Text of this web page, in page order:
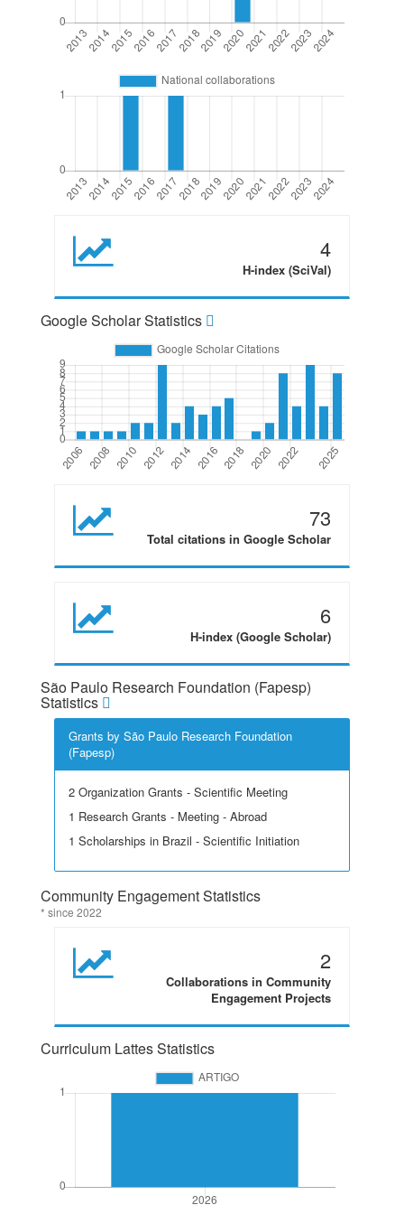
4
H-index (SciVal)
Google Scholar Statistics
73
Total citations in Google Scholar
6
H-index (Google Scholar)
São Paulo Research Foundation (Fapesp)
Statistics
Grants by São Paulo Research Foundation
(Fapesp)
2 Organization Grants - Scientific Meeting
1 Research Grants - Meeting - Abroad
1 Scholarships in Brazil - Scientific Initiation
Community Engagement Statistics
* since 2022
2
Collaborations in Community
Engagement Projects
Curriculum Lattes Statistics